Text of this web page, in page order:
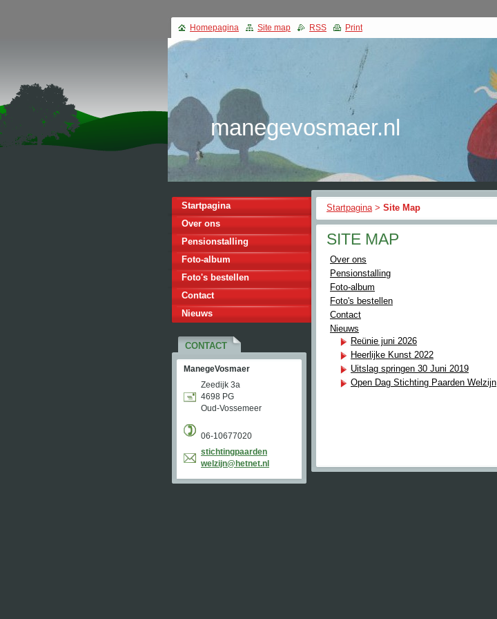
manegevosmaer.nl
Startpagina > Site Map
SITE MAP
Over ons
Pensionstalling
Foto-album
Foto's bestellen
Contact
Nieuws
Reünie juni 2026
Heerlijke Kunst 2022
Uitslag springen 30 Juni 2019
Open Dag Stichting Paarden Welzijn
Startpagina
Over ons
Pensionstalling
Foto-album
Foto's bestellen
Contact
Nieuws
CONTACT
ManegeVosmaer
Zeedijk 3a
4698 PG
Oud-Vossemeer
06-10677020
stichtingpaarden
welzijn@ hetnet.n
Homepagina Site map RSS Print